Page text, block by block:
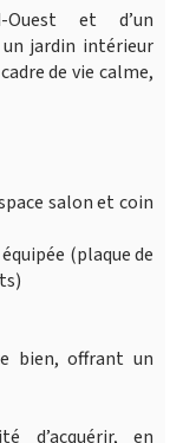
Ouest et d’un
jardin intérieur
de vie calme,
salon et coin
(plaque de
bien, offrant un
d’acquérir, en